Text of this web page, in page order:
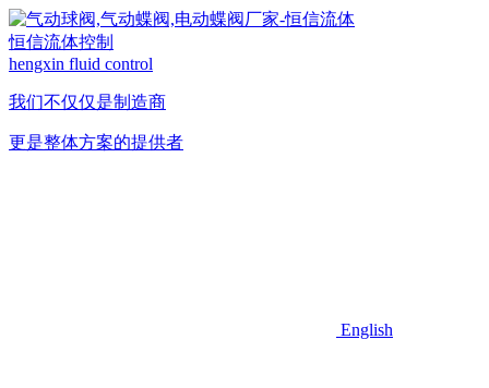
恒信流体控制
hengxin fluid control
我们不仅仅是制造商
更是整体方案的提供者
English